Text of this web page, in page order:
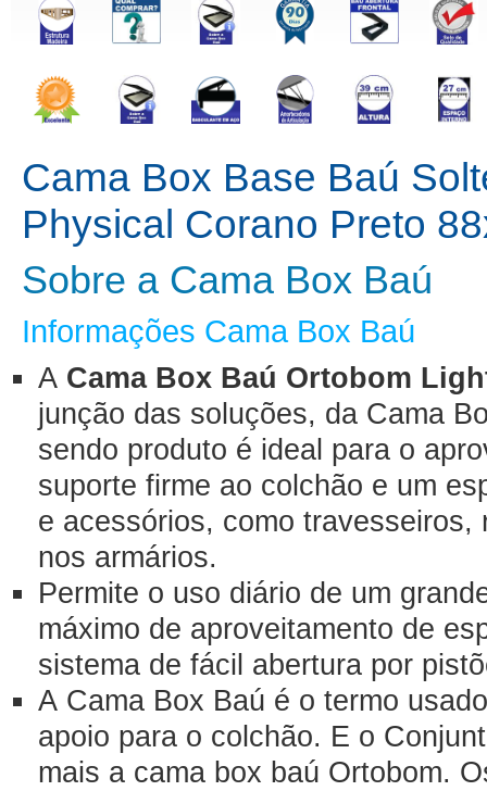
Cama Box Base Baú
Physical Corano Preto
Sobre a Cama Box Baú
Informações Cama Box Baú
A Cama Box Baú Ortobom
junção das soluções, da Cama
sendo produto é ideal para o
suporte firme ao colchão e um
e acessórios, como
nos armários.
Permite o uso diário de um
máximo de aproveitamento de
sistema de fácil abertura por
A Cama Box Baú é o termo
apoio para o colchão. E o
mais a cama box baú Ortobom.